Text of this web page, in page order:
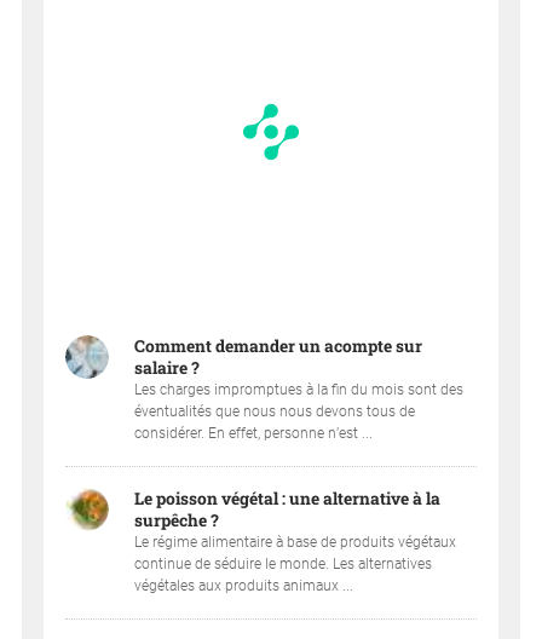
Comment demander un acompte sur
salaire ?
Les charges impromptues à la fin du mois sont des
éventualités que nous nous devons tous de
considérer. En effet, personne n’est ...
Le poisson végétal : une alternative à la
surpêche ?
Le régime alimentaire à base de produits végétaux
continue de séduire le monde. Les alternatives
végétales aux produits animaux ...